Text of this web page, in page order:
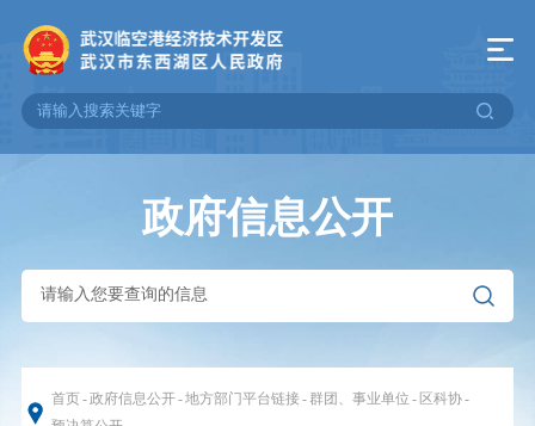
政府信息公开
首页-政府信息公开-地方部门平台链接- 群团、事业单位 - 区科协-